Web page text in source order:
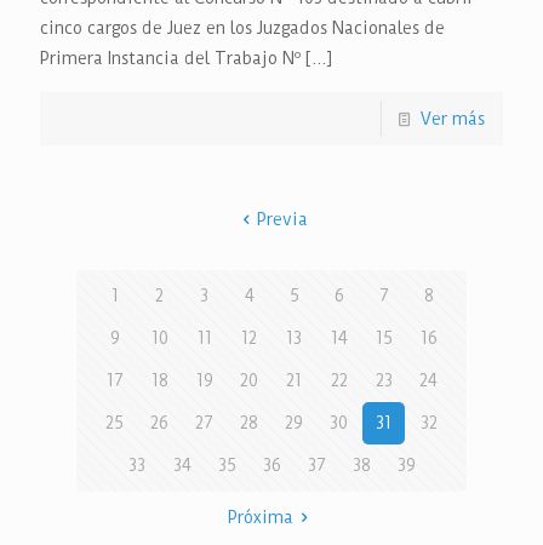
cinco cargos de Juez en los Juzgados Nacionales de
Primera Instancia del Trabajo Nº […]
Ver más
Previa
1 2 3 4 5 6 7 8
9 10 11 12 13 14 15 16
17 18 19 20 21 22 23 24
25 26 27 28 29 30 31 32
33 34 35 36 37 38 39
Próxima